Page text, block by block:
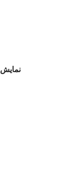
نمایش